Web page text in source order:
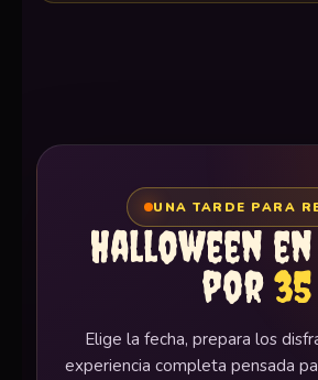
UNA TARDE PARA
Halloween
por
Elige la fecha, prepara los
experiencia completa pensada